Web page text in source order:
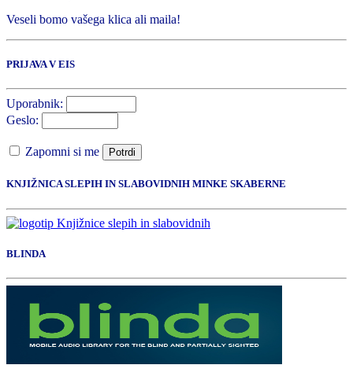
Veseli bomo vašega klica ali maila!
PRIJAVA V EIS
Uporabnik:
Geslo:
Zapomni si me Potrdi
KNJIŽNICA SLEPIH IN SLABOVIDNIH MINKE SKABERNE
BLINDA